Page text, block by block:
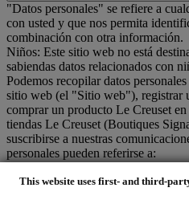
This website uses first- and third-
"Datos personales" se refiere a
con usted y que nos permita
combinación con otra información.
Niños: Este sitio web no está
sabiendas datos relacionados con
Podemos recopilar datos
sitio web (el "Sitio web"), registrar
comprar un producto Le Creuset
tiendas Le Creuset (Boutiques
suscribirse a nuestras
personales pueden referirse a:
nombre, apellidos, dirección